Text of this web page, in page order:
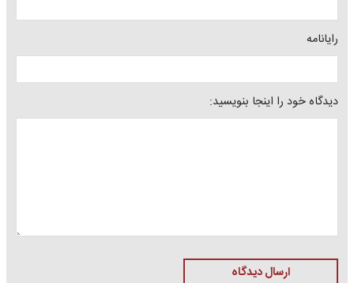
رایانامه
دیدگاه خود را اینجا بنویسید:
ارسال دیدگاه